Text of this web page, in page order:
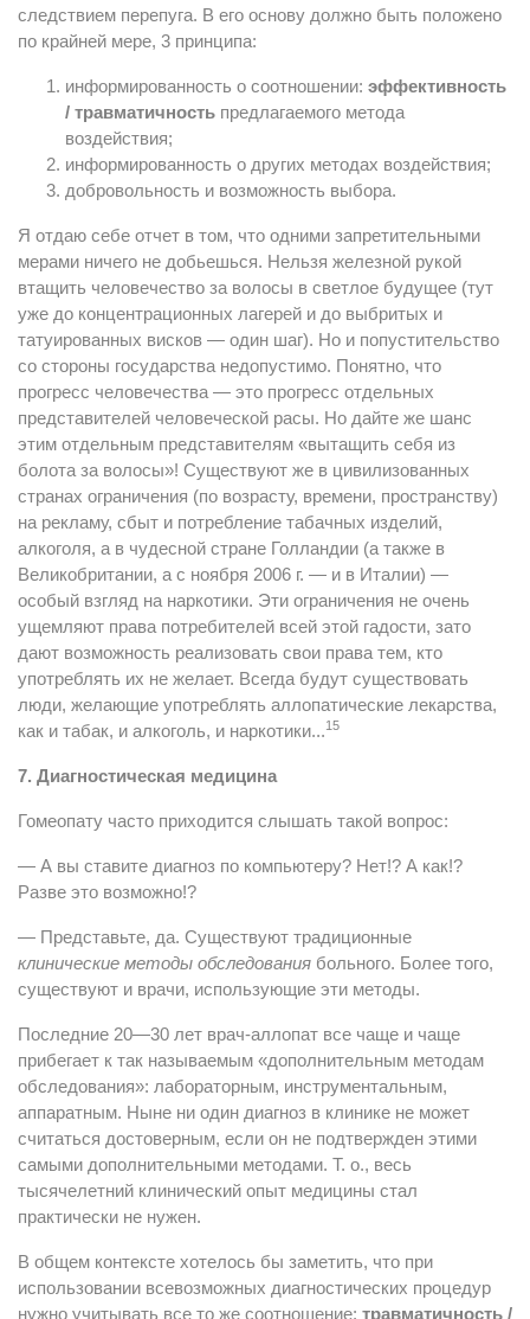
следствием перепуга. В его основу должно быть положено
по крайней мере, 3 принципа:
информированность о соотношении: эффективность
/ травматичность предлагаемого метода
воздействия;
информированность о других методах воздействия;
добровольность и возможность выбора.
Я отдаю себе отчет в том, что одними запретительными
мерами ничего не добьешься. Нельзя железной рукой
втащить человечество за волосы в светлое будущее (тут
уже до концентрационных лагерей и до выбритых и
татуированных висков — один шаг). Но и попустительство
со стороны государства недопустимо. Понятно, что
прогресс человечества — это прогресс отдельных
представителей человеческой расы. Но дайте же шанс
этим отдельным представителям «вытащить себя из
болота за волосы»! Существуют же в цивилизованных
странах ограничения (по возрасту, времени, пространству)
на рекламу, сбыт и потребление табачных изделий,
алкоголя, а в чудесной стране Голландии (a также в
Великобритании, а с ноября 2006 г. — и в Италии) —
особый взгляд на наркотики. Эти ограничения не очень
ущемляют права потребителей всей этой гадости, зато
дают возможность реализовать свои права тем, кто
употреблять их не желает. Всегда будут существовать
люди, желающие употреблять аллопатические лекарства,
как и табак, и алкоголь, и наркотики...15
7. Диагностическая медицина
Гомеопату часто приходится слышать такой вопрос:
— А вы ставите диагноз по компьютеру? Нет!? А как!?
Разве это возможно!?
— Представьте, да. Существуют традиционные
клинические методы обследования больного. Более того,
существуют и врачи, использующие эти методы.
Последние 20—30 лет врач-аллопат все чаще и чаще
прибегает к так называемым «дополнительным методам
обследования»: лабораторным, инструментальным,
аппаратным. Ныне ни один диагноз в клинике не может
считаться достоверным, если он не подтвержден этими
самыми дополнительными методами. Т. о., весь
тысячелетний клинический опыт медицины стал
практически не нужен.
В общем контексте хотелось бы заметить, что при
использовании всевозможных диагностических процедур
нужно учитывать все то же соотношение: травматичность /